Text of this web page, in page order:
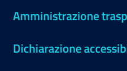
Amministrazione
Dichiarazione